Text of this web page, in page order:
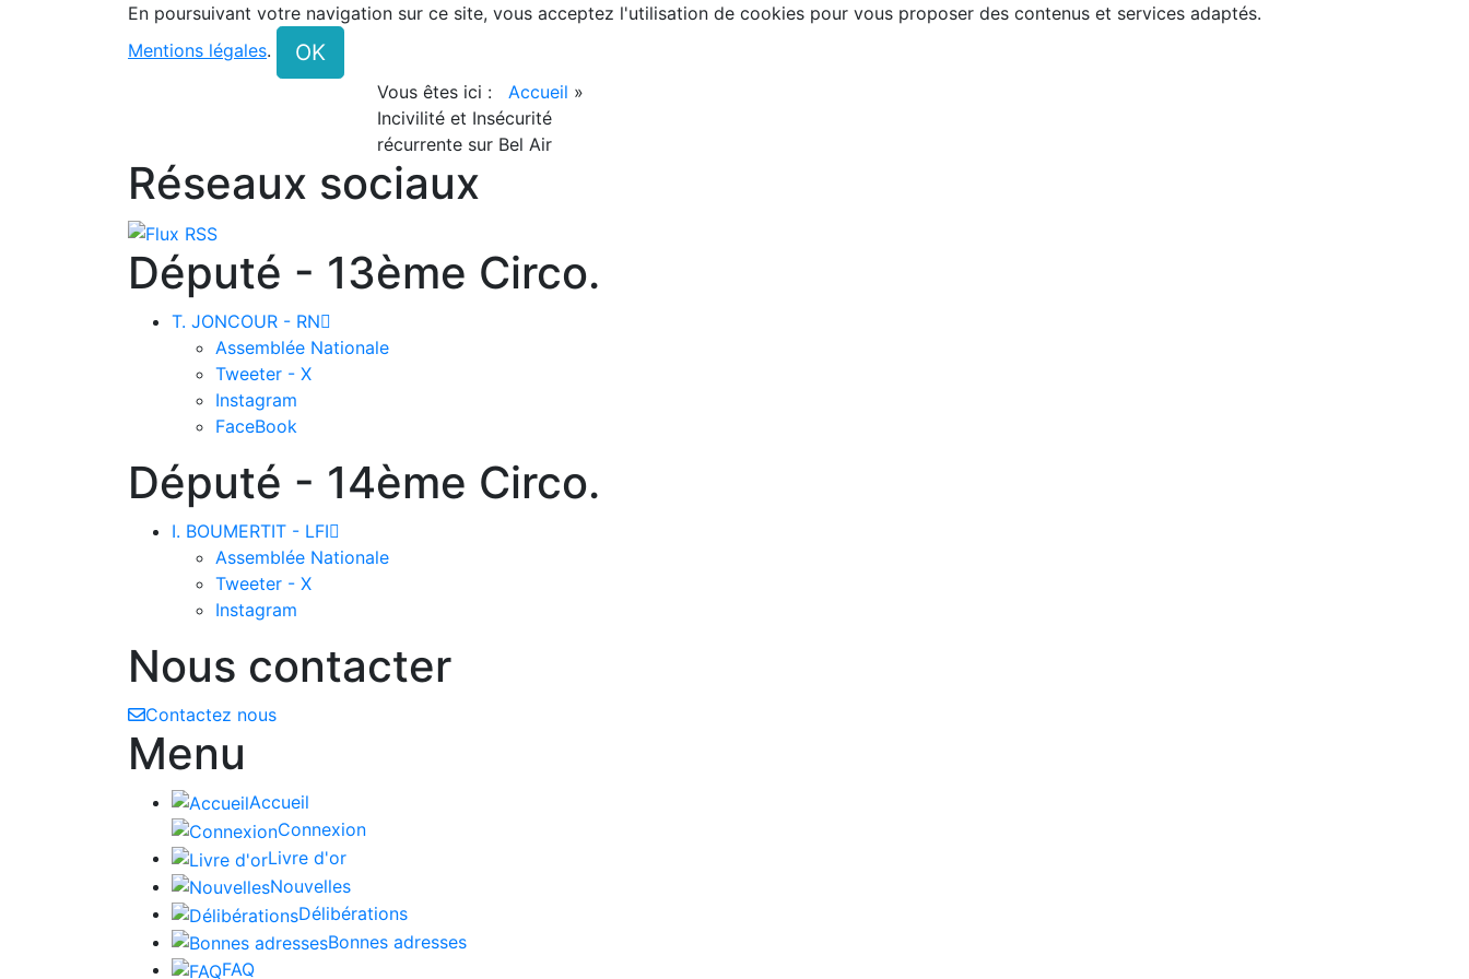
En poursuivant votre navigation sur ce site, vous acceptez l'utilisation de cookies pour vous proposer des contenus et services adaptés.
Mentions légales. OK
Vous êtes ici : Accueil »
Incivilité et Insécurité
récurrente sur Bel Air
Réseaux sociaux
Député - 13ème Circo.
T. JONCOUR - RN
Assemblée Nationale
Tweeter - X
Instagram
FaceBook
Député - 14ème Circo.
I. BOUMERTIT - LFI
Assemblée Nationale
Tweeter - X
Instagram
Nous contacter
Contactez nous
Menu
Accueil
Connexion
Livre d'or
Nouvelles
Délibérations
Bonnes adresses
FAQ